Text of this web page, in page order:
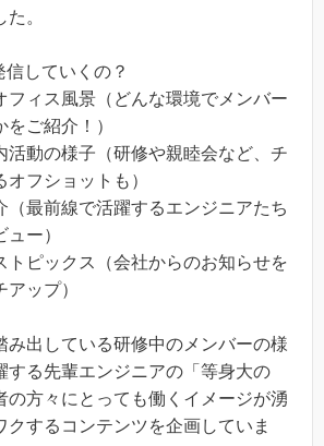
。
していくの？
ィス風景（どんな環境でメンバー
ご紹介！）
動の様子（研修や親睦会など、チ
フショットも）
最前線で活躍するエンジニアたち
ー）
ピックス（会社からのお知らせを
ップ）
み出している研修中のメンバーの様
する先輩エンジニアの「等身大の
の方々にとっても働くイメージが湧
クするコンテンツを企画していま